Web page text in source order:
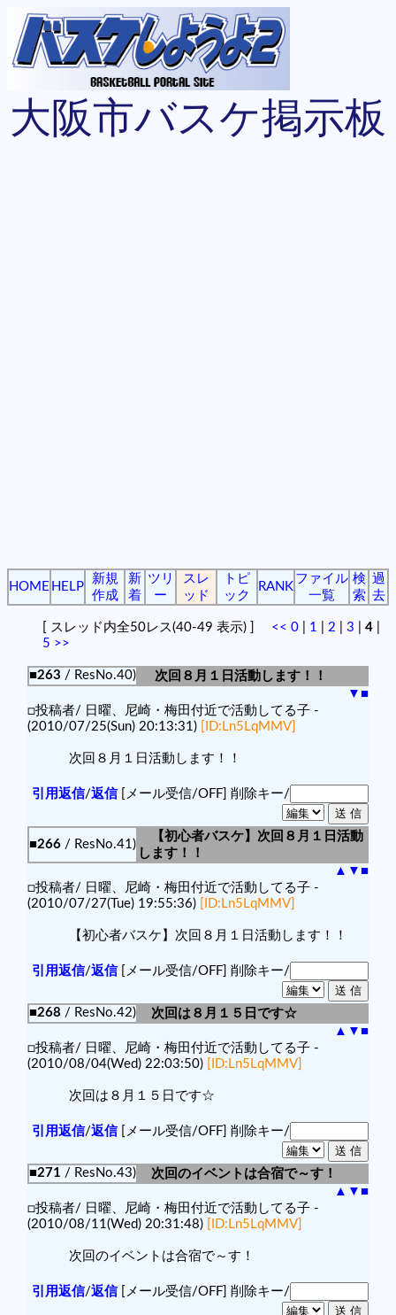
大阪市バスケ掲示板
HOME HELP
新規
作成
新
着
ツリ
ー
スレ
ッド
トピ
ック
RANK
ファイル
一覧
検
索
過
去
[ スレッド内全50レス(40-49 表示) ] << 0 1 2 3 4
5 >>
■263 / ResNo.40)
次回８月１日活動します！！
▼ ■
□投稿者/ 日曜、尼崎・梅田付近で活動してる子 -
(2010/07/25(Sun) 20:13:31) [ID:Ln5LqMMV]
次回８月１日活動します！！
引用返信/返信[メール受信/OFF] 削除キー/
■266 / ResNo.41)
【初心者バスケ】次回８月１日活動
します！！
▲ ▼ ■
□投稿者/ 日曜、尼崎・梅田付近で活動してる子 -
(2010/07/27(Tue) 19:55:36) [ID:Ln5LqMMV]
【初心者バスケ】次回８月１日活動します！！
引用返信/返信[メール受信/OFF] 削除キー/
■268 / ResNo.42)
次回は８月１５日です☆
▲ ▼ ■
□投稿者/ 日曜、尼崎・梅田付近で活動してる子 -
(2010/08/04(Wed) 22:03:50) [ID:Ln5LqMMV]
次回は８月１５日です☆
引用返信/返信[メール受信/OFF] 削除キー/
■271 / ResNo.43)
次回のイベントは合宿で～す！
▲ ▼ ■
□投稿者/ 日曜、尼崎・梅田付近で活動してる子 -
(2010/08/11(Wed) 20:31:48) [ID:Ln5LqMMV]
次回のイベントは合宿で～す！
引用返信/返信[メール受信/OFF] 削除キー/